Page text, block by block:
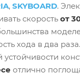
, SKYBOARD.
скорость от
хода в два
отлично